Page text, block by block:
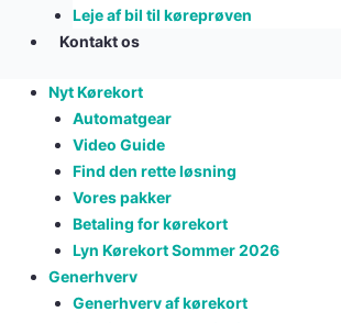
Leje af bil til køreprøven
Kontakt os
Nyt Kørekort
Automatgear
Video Guide
Find den rette løsning
Vores pakker
Betaling for kørekort
Lyn Kørekort Sommer 2026
Generhverv
Generhverv af kørekort